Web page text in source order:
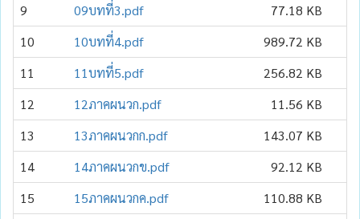
9
09บทที่3.pdf
77.18 KB
10
10บทที่4.pdf
989.72 KB
11
11บทที่5.pdf
256.82 KB
12
12ภาคผนวก.pdf
11.56 KB
13
13ภาคผนวกก.pdf
143.07 KB
14
14ภาคผนวกข.pdf
92.12 KB
15
15ภาคผนวกค.pdf
110.88 KB